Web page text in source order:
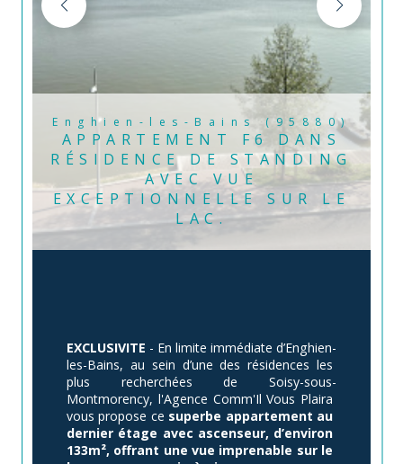
Enghien-les-Bains (95880)
APPARTEMENT F6 DANS
RÉSIDENCE DE STANDING
AVEC VUE
EXCEPTIONNELLE SUR LE
LAC.
EXCLUSIVITE - En limite immédiate d’Enghien-
les-Bains, au sein d’une des résidences les
plus recherchées de Soisy-sous-
Montmorency, l'Agence Comm'Il Vous Plaira
vous propose ce superbe appartement au
dernier étage avec ascenseur, d’environ
133m², offrant une vue imprenable sur le